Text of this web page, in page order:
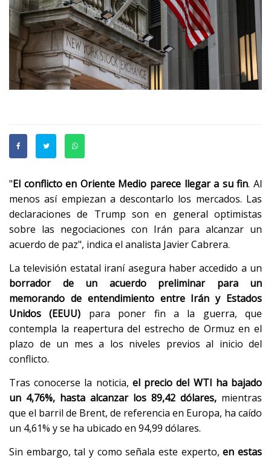
"El conflicto en Oriente Medio parece llegar a su fin. Al
menos así empiezan a descontarlo los mercados. Las
declaraciones de Trump son en general optimistas
sobre las negociaciones con Irán para alcanzar un
acuerdo de paz", indica el analista Javier Cabrera.
La televisión estatal iraní asegura haber accedido a un
borrador de un acuerdo preliminar para un
memorando de entendimiento entre Irán y Estados
Unidos (EEUU) para poner fin a la guerra, que
contempla la reapertura del estrecho de Ormuz en el
plazo de un mes a los niveles previos al inicio del
conflicto.
Tras conocerse la noticia, el precio del WTI ha bajado
un 4,76%, hasta alcanzar los 89,42 dólares, mientras
que el barril de Brent, de referencia en Europa, ha caído
un 4,61% y se ha ubicado en 94,99 dólares.
Sin embargo, tal y como señala este experto, en estas